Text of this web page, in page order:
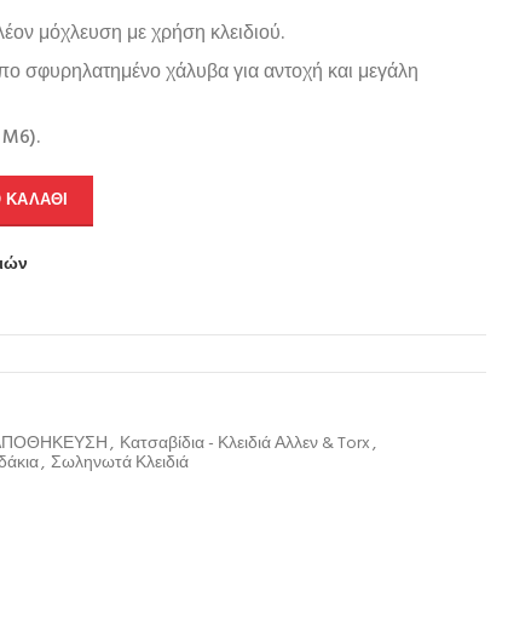
μόχλευση με χρήση κλειδιού.
σφυρηλατημένο χάλυβα για αντοχή και μεγάλη
, Κατσαβίδια - Κλειδιά Αλλεν & Torx,
, Σωληνωτά Κλειδιά